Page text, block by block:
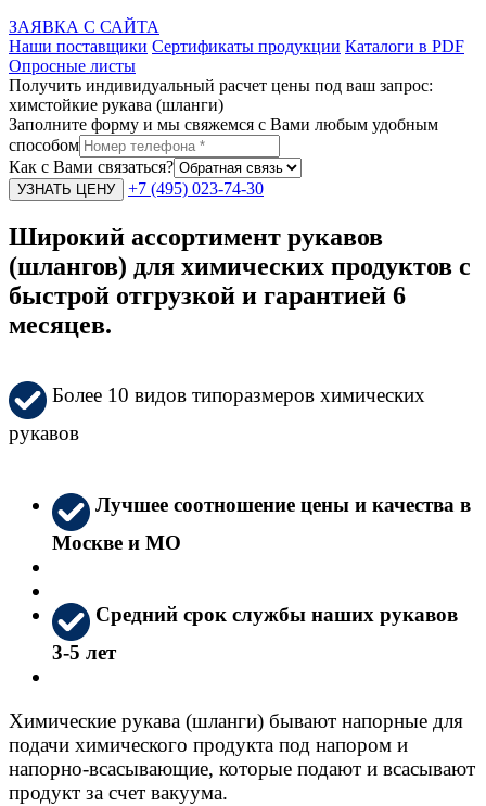
ЗАЯВКА С САЙТА
Наши поставщики Сертификаты продукции Каталоги в PDF
Опросные листы
Получить индивидуальный расчет цены под ваш запрос:
химстойкие рукава (шланги)
Заполните форму и мы свяжемся с Вами любым удобным
способом
Как с Вами связаться?
+7 (495) 023-74-30
Широкий ассортимент рукавов
(шлангов) для химических продуктов с
быстрой отгрузкой и гарантией 6
месяцев.
Более 10 видов типоразмеров химических
рукавов
Лучшее соотношение цены и качества в
Москве и МО
Средний срок службы наших рукавов
3-5 лет
Химические рукава (шланги) бывают напорные для
подачи химического продукта под напором и
напорно-всасывающие, которые подают и всасывают
продукт за счет вакуума.